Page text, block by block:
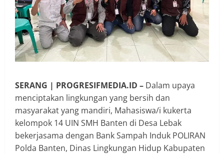
SERANG | PROGRESIFMEDIA.ID – Dalam upaya
menciptakan lingkungan yang bersih dan
masyarakat yang mandiri, Mahasiswa/i kukerta
kelompok 14 UIN SMH Banten di Desa Lebak
bekerjasama dengan Bank Sampah Induk POLIRAN
Polda Banten, Dinas Lingkungan Hidup Kabupaten